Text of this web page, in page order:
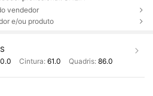
vendedor
e/ou produto
S
Cintura: 61.0 Quadris: 86.0